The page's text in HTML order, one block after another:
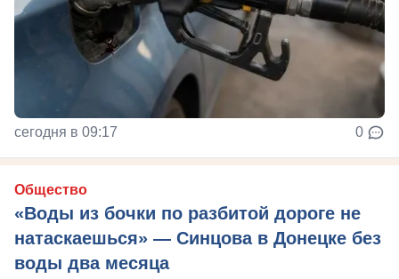
сегодня в 09:17 0
Общество
«Воды из бочки по разбитой дороге не
натаскаешься» — Синцова в Донецке без
воды два месяца